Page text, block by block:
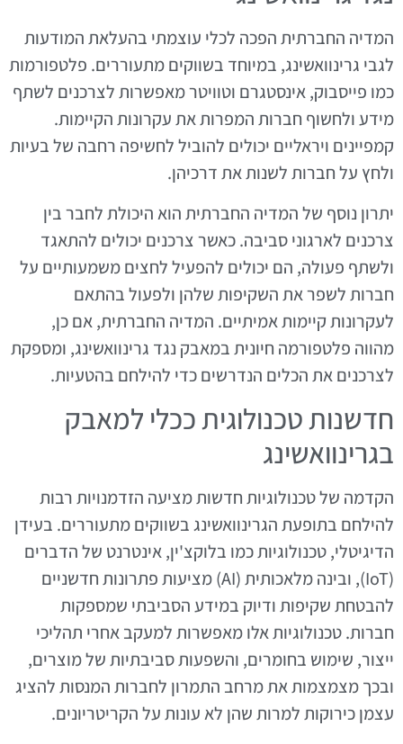
המדיה החברתית הפכה לכלי עוצמתי בהעלאת המודעות
לגבי גרינוואשינג, במיוחד בשווקים מתעוררים. פלטפורמות
כמו פייסבוק, אינסטגרם וטוויטר מאפשרות לצרכנים לשתף
מידע ולחשוף חברות המפרות את עקרונות הקיימות.
קמפיינים ויראליים יכולים להוביל לחשיפה רחבה של בעיות
ולחץ על חברות לשנות את דרכיהן.
יתרון נוסף של המדיה החברתית הוא היכולת לחבר בין
צרכנים לארגוני סביבה. כאשר צרכנים יכולים להתאגד
ולשתף פעולה, הם יכולים להפעיל לחצים משמעותיים על
חברות לשפר את השקיפות שלהן ולפעול בהתאם
לעקרונות קיימות אמיתיים. המדיה החברתית, אם כן,
מהווה פלטפורמה חיונית במאבק נגד גרינוואשינג, ומספקת
לצרכנים את הכלים הנדרשים כדי להילחם בהטעיות.
חדשנות טכנולוגית ככלי למאבק
בגרינוואשינג
הקדמה של טכנולוגיות חדשות מציעה הזדמנויות רבות
להילחם בתופעת הגרינוואשינג בשווקים מתעוררים. בעידן
הדיגיטלי, טכנולוגיות כמו בלוקצ'ין, אינטרנט של הדברים
(IoT), ובינה מלאכותית (AI) מציעות פתרונות חדשניים
להבטחת שקיפות ודיוק במידע הסביבתי שמספקות
חברות. טכנולוגיות אלו מאפשרות למעקב אחרי תהליכי
ייצור, שימוש בחומרים, והשפעות סביבתיות של מוצרים,
ובכך מצמצמות את מרחב התמרון לחברות המנסות להציג
עצמן כירוקות למרות שהן לא עונות על הקריטריונים.